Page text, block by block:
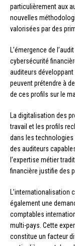
particulièrement aux
nouvelles
valorisées par des
L’émergence de
cybersécurité
auditeurs
peuvent prétendre à
de ces profils sur le
La digitalisation des
travail et les profils
dans les technologies
des auditeurs
l’expertise métier
financière justifie des
L’internationalisation
également une
comptables
multi-pays. Cette
constitue un facteur